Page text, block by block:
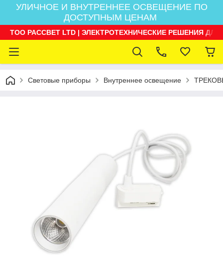
УЛИЧНОЕ И ВНУТРЕННЕЕ ОСВЕЩЕНИЕ ПО
ДОСТУПНЫМ ЦЕНАМ
ТОО РАССВЕТ LTD | ЭЛЕКТРОТЕХНИЧЕСКИЕ РЕШЕНИЯ
Световые приборы Внутреннее освещение